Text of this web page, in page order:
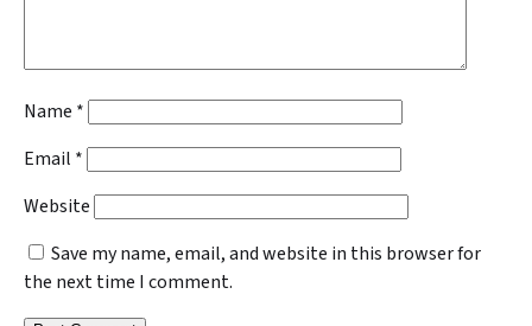
Name *
Email *
Website
Save my name, email, and website in this browser for
the next time I comment.